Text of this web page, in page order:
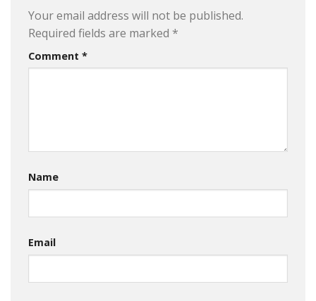
Your email address will not be published.
Required fields are marked *
Comment *
Name
Email